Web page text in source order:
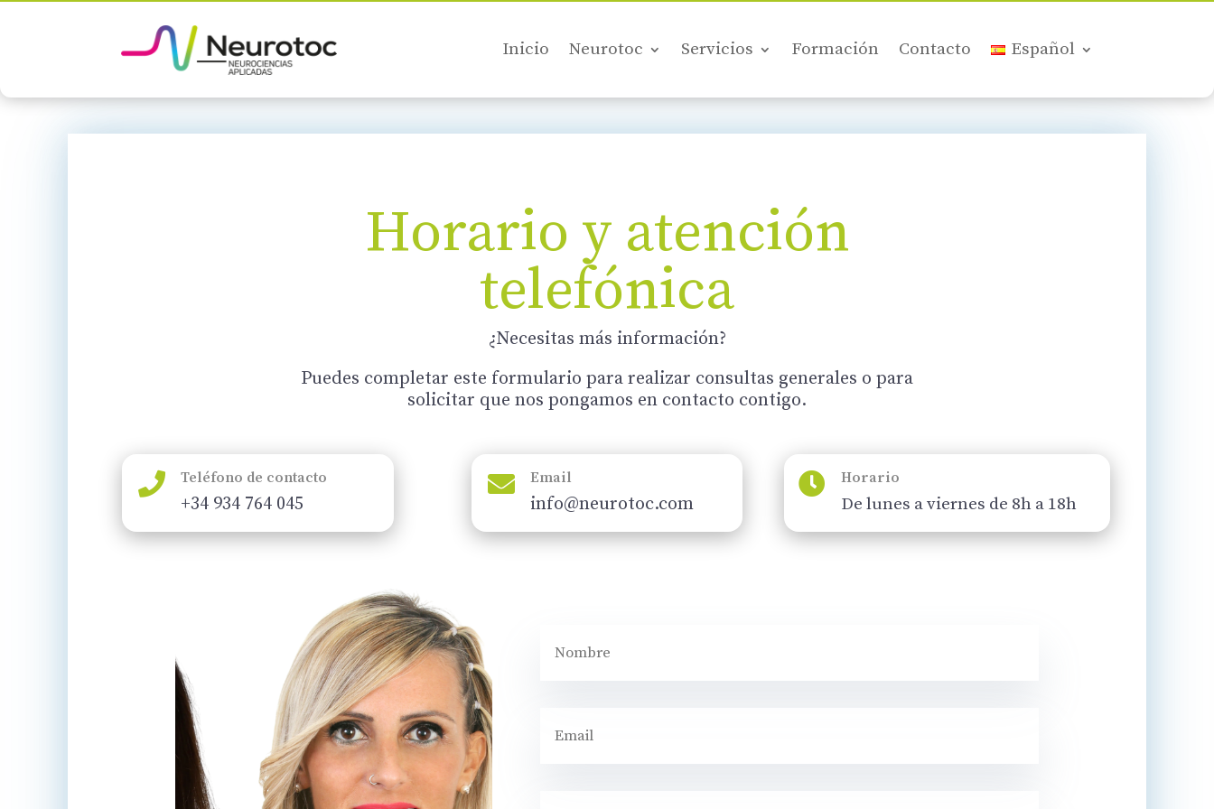
Inicio Neurotoc Servicios Formación Contacto Español
Horario y atención
telefónica
¿Necesitas más información?
Puedes completar este formulario para realizar consultas generales o para
solicitar que nos pongamos en contacto contigo.
 Teléfono de contacto
+34 934 764 045
 Email
info@neurotoc.com
 Horario
De lunes a viernes de 8h a 18h